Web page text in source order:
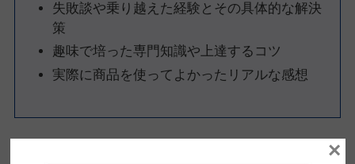
失敗談や乗り越えた経験とその具体的な解決
策
趣味で培った専門知識や上達するコツ
実際に商品を使ってよかったリアルな感想
このように、ありのままの体験談が誰かの役に立ち、それが結果×